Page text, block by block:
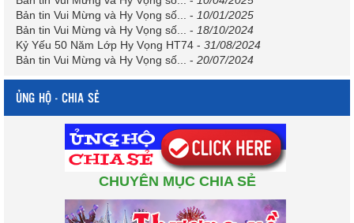
Bản tin Vui Mừng và Hy Vọng số...
- 10/01/2025
Bản tin Vui Mừng và Hy Vọng số...
- 18/10/2024
Kỷ Yếu 50 Năm Lớp Hy Vọng HT74 - 31/08/2024
Bản tin Vui Mừng và Hy Vọng số...
- 20/07/2024
ỦNG HỘ - CHIA SẺ
CHUYÊN MỤC CHIA SẺ